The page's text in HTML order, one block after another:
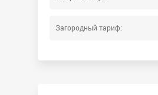
Загородный тариф: